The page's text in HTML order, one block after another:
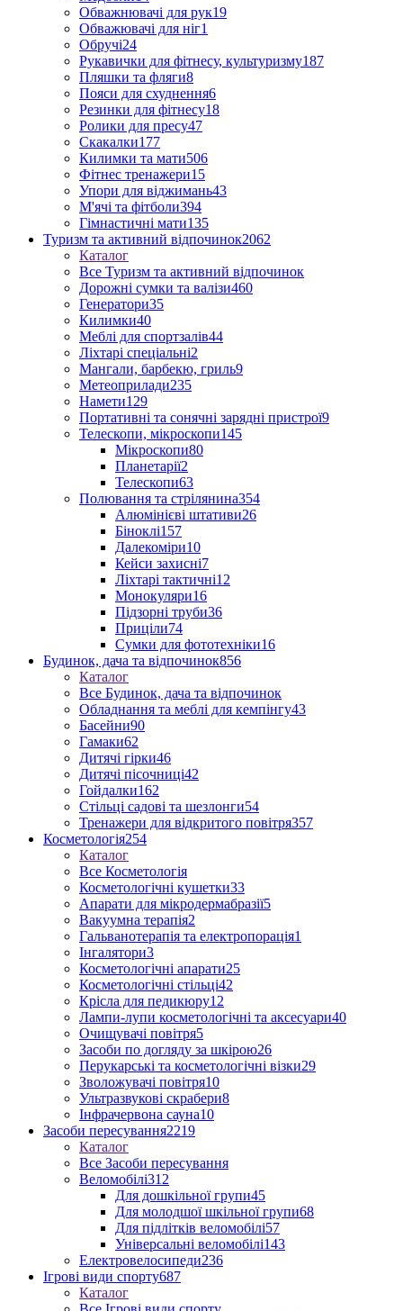
Обважнювачі для рук19
Обважювачі для ніг1
Обручі24
Рукавички для фітнесу, культуризму187
Пляшки та фляги8
Пояси для схуднення6
Резинки для фітнесу18
Ролики для пресу47
Скакалки177
Килимки та мати506
Фітнес тренажери15
Упори для віджимань43
М'ячі та фітболи394
Гімнастичні мати135
Туризм та активний відпочинок2062
Каталог
Все Туризм та активний відпочинок
Дорожні сумки та валізи460
Генератори35
Килимки40
Меблі для спортзалів44
Ліхтарі спеціальні2
Мангали, барбекю, гриль9
Метеоприлади235
Намети129
Портативні та сонячні зарядні пристрої9
Телескопи, мікроскопи145
Мікроскопи80
Планетарії2
Телескопи63
Полювання та стрілянина354
Алюмінієві штативи26
Біноклі157
Далекоміри10
Кейси захисні7
Ліхтарі тактичні12
Монокуляри16
Підзорні труби36
Приціли74
Сумки для фототехніки16
Будинок, дача та відпочинок856
Каталог
Все Будинок, дача та відпочинок
Обладнання та меблі для кемпінгу43
Басейни90
Гамаки62
Дитячі гірки46
Дитячі пісочниці42
Гойдалки162
Стільці садові та шезлонги54
Тренажери для відкритого повітря357
Косметологія254
Каталог
Все Косметологія
Косметологічні кушетки33
Апарати для мікродермабразії5
Вакуумна терапія2
Гальванотерапія та електропорація1
Інгалятори3
Косметологічні апарати25
Косметологічні стільці42
Крісла для педикюру12
Лампи-лупи косметологічні та аксесуари40
Очищувачі повітря5
Засоби по догляду за шкірою26
Перукарські та косметологічні візки29
Зволожувачі повітря10
Ультразвукові скрабери8
Інфрачервона сауна10
Засоби пересування2219
Каталог
Все Засоби пересування
Веломобілі312
Для дошкільної групи45
Для молодшої шкільної групи68
Для підлітків веломобілі57
Універсальні веломобілі143
Електровелосипеди236
Ігрові види спорту687
Каталог